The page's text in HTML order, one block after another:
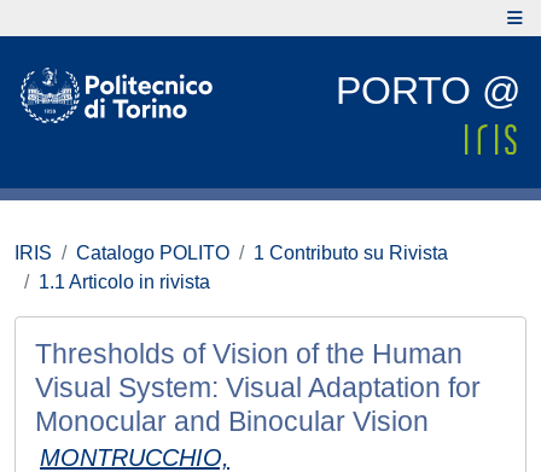
PORTO @
IRIS Catalogo POLITO
1 Contributo su Rivista
1.1 Articolo in rivista
Thresholds of Vision of the Human
Visual System: Visual Adaptation for
Monocular and Binocular Vision
MONTRUCCHIO,